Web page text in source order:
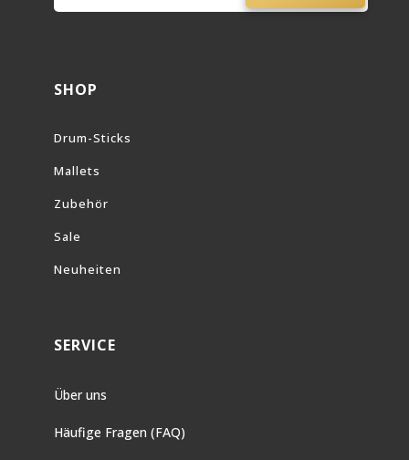
SHOP
Drum-Sticks
Mallets
Zubehör
Sale
Neuheiten
SERVICE
Über uns
Häufige Fragen (FAQ)